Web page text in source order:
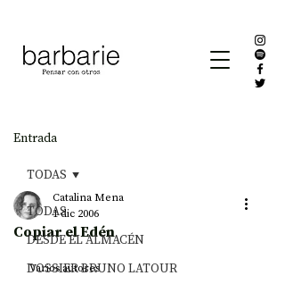
Entrada
TODAS
DESDE EL ALMACÉN
DOSSIER BRUNO LATOUR
TODAS
Copiar el Edén
Catalina Mena
1 dic 2006
Varios autores